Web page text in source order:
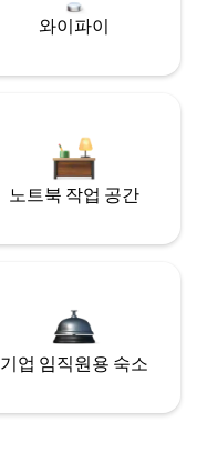
와이파이
노트북 작업 공간
기업 임직원용 숙소